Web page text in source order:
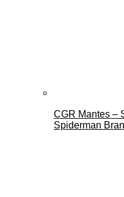
CGR Mantes –
Spiderman